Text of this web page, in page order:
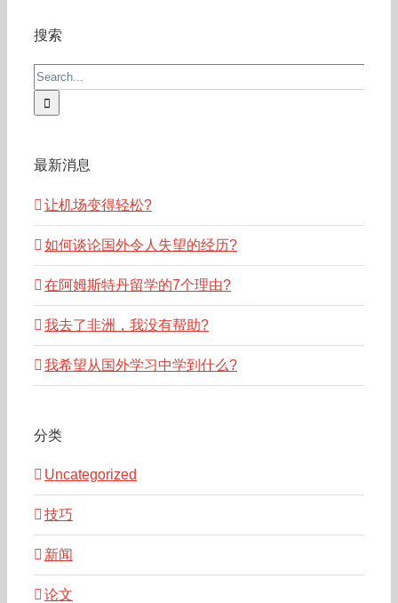
搜索
Search
for:
最新消息
让机场变得轻松?
如何谈论国外令人失望的经历?
在阿姆斯特丹留学的7个理由?
我去了非洲，我没有帮助?
我希望从国外学习中学到什么?
分类
Uncategorized
技巧
新闻
论文